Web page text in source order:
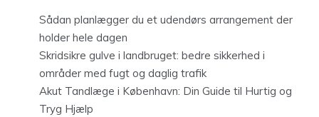
Sådan planlægger du et udendørs arrangement der
holder hele dagen
Skridsikre gulve i landbruget: bedre sikkerhed i
områder med fugt og daglig trafik
Akut Tandlæge i København: Din Guide til Hurtig og
Tryg Hjælp